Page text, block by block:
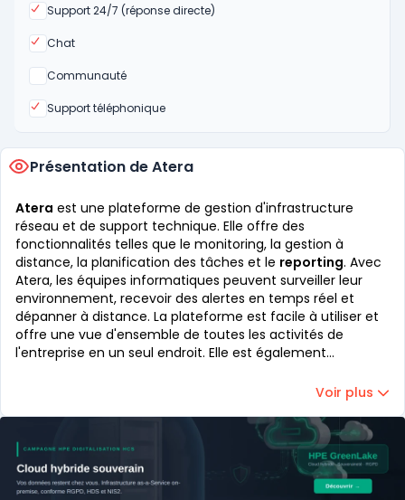
Support 24/7 (réponse directe)
Oui
Chat
Oui
Communauté
Non
Support téléphonique
Oui
Présentation de Atera
Atera est une plateforme de gestion d'infrastructure
réseau et de support technique. Elle offre des
fonctionnalités telles que le monitoring, la gestion à
distance, la planification des tâches et le reporting. Avec
Atera, les équipes informatiques peuvent surveiller leur
environnement, recevoir des alertes en temps réel et
dépanner à distance. La plateforme est facile à utiliser et
offre une vue d'ensemble de toutes les activités de
l'entreprise en un seul endroit. Elle est également
Voir plus